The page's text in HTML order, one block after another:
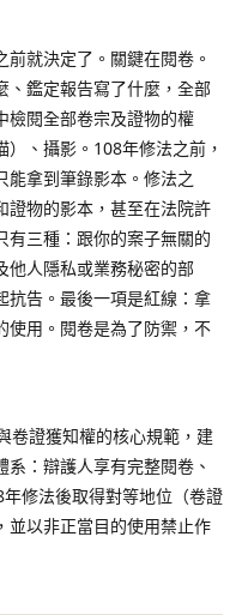
就決定了。關鍵在閱卷。
、鑑定報告寫了什麼，全部
檢閱全部卷宗及證物的權
、攝影。108年修法之前，
能拿到筆錄影本。修法之
證物的影本，甚至在法院許
有三種：跟你的案子無關的
他人隱私或業務秘密的部
抗告。最後一項是紅線：拿
使用。閱卷是為了防禦，不
卷證獲知權的核心規範，建
：辯護人享有完整閱卷、
修法後取得對等地位（卷證
並以非正當目的使用禁止作